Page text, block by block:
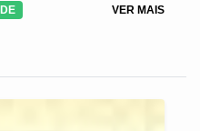
lúdicas como facilitador
curiosidadesabordam
VER MAIS